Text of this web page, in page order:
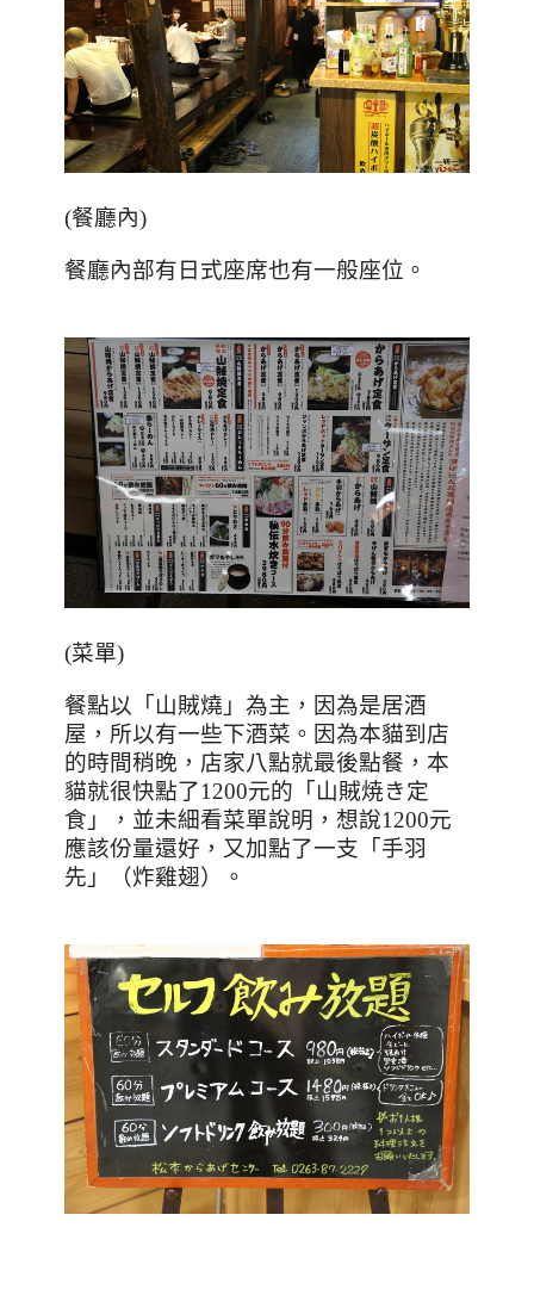
(餐廳內)
餐廳內部有日式座席也有一般座位。
(菜單)
餐點以「山賊燒」為主，因為是居酒
屋，所以有一些下酒菜。因為本貓到店
的時間稍晚，店家八點就最後點餐，本
貓就很快點了1200元的「山賊焼き定
食」，並未細看菜單說明，想說1200元
應該份量還好，又加點了一支「手羽
先」（炸雞翅）。